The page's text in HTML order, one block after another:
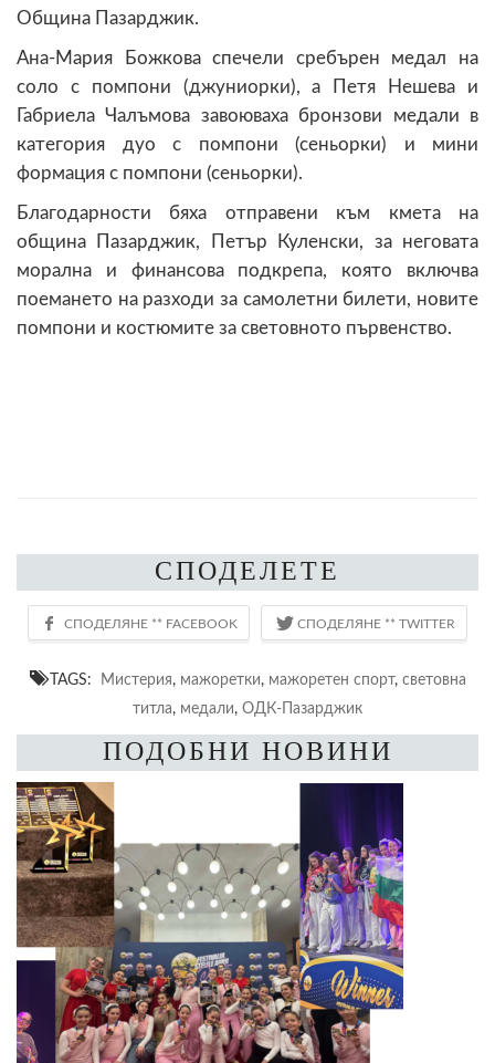
Община Пазарджик.
Ана-Мария Божкова спечели сребърен медал на
соло с помпони (джуниорки), а Петя Нешева и
Габриела Чалъмова завоюваха бронзови медали в
категория дуо с помпони (сеньорки) и мини
формация с помпони (сеньорки).
Благодарности бяха отправени към кмета на
община Пазарджик, Петър Куленски, за неговата
морална и финансова подкрепа, която включва
поемането на разходи за самолетни билети, новите
помпони и костюмите за световното първенство.
СПОДЕЛЕТЕ
TAGS: Мистерия, мажоретки, мажоретен спорт, световна
титла, медали, ОДК-Пазарджик
ПОДОБНИ НОВИНИ